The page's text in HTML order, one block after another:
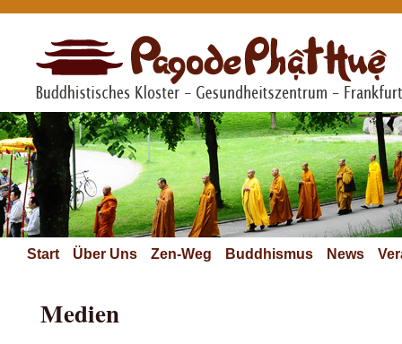
Start Über Uns Zen-Weg Buddhismus News
Medien